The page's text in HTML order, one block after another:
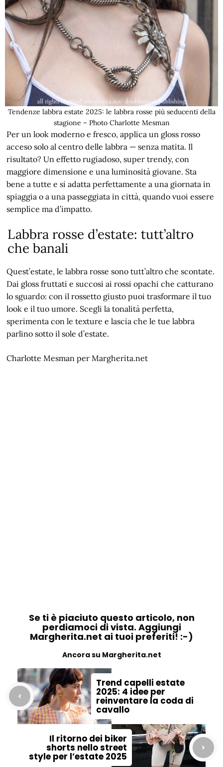
Tendenze labbra estate 2025: le labbra rosse più seducenti della
stagione – Photo Charlotte Mesman
Per un look moderno e fresco, applica un gloss rosso
acceso solo al centro delle labbra — senza matita. Il
risultato? Un effetto rugiadoso, super trendy, con
maggiore dimensione e una luminosità giovane. Sta
bene a tutte e si adatta perfettamente a una giornata in
spiaggia o a una passeggiata in città, quando vuoi essere
semplice ma d’impatto.
Labbra rosse d’estate: tutt’altro
che banali
Quest’estate, le labbra rosse sono tutt’altro che scontate.
Dai gloss fruttati e succosi ai rossi opachi che catturano
lo sguardo: con il rossetto giusto puoi trasformare il tuo
look e il tuo umore. Scegli la tonalità perfetta,
sperimenta con le texture e lascia che le tue labbra
parlino sotto il sole d’estate.
Charlotte Mesman per Margherita.net
Se ti è piaciuto questo articolo, non
perdiamoci di vista. Aggiungi
Margherita.net ai tuoi preferiti! :-)
Ancora su Margherita.net
Trend capelli estate
2025: 4 idee per
reinventare la coda di
cavallo
Il ritorno dei biker
shorts nello street
style per l’estate 2025